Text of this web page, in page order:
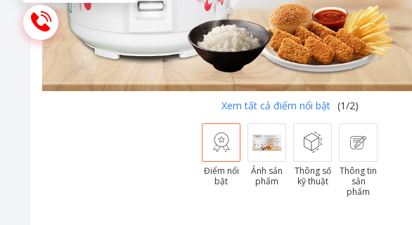
Xem tất cả điểm nổi bật (1/2)
Điểm nổi
bật
Ảnh sản
phẩm
Thông số
kỹ thuật
Thông tin
sản
phẩm